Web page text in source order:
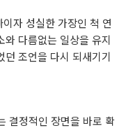
자 성실한 가장인 척 연
다름없는 일상을 유지
던 조언을 다시 되새기기
결정적인 장면을 바로 확